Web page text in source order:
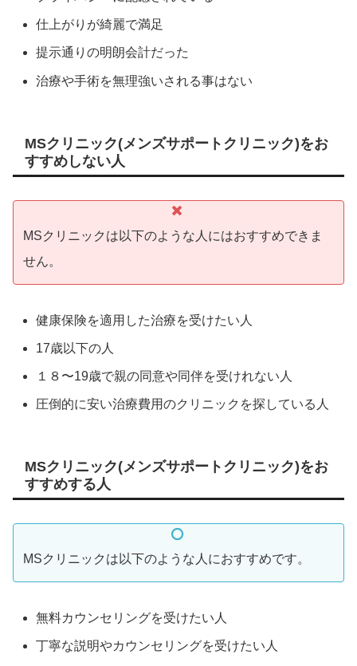
仕上がりが綺麗で満足
提示通りの明朗会計だった
治療や手術を無理強いされる事はない
MSクリニック(メンズサポートクリニック)をお
すすめしない人
MSクリニックは以下のような人にはおすすめできま
せん。
健康保険を適用した治療を受けたい人
17歳以下の人
１８〜19歳で親の同意や同伴を受けれない人
圧倒的に安い治療費用のクリニックを探している人
MSクリニック(メンズサポートクリニック)をお
すすめする人
MSクリニックは以下のような人におすすめです。
無料カウンセリングを受けたい人
丁寧な説明やカウンセリングを受けたい人